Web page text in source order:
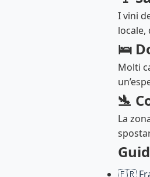
I vini
locale,
🛌
Molti
🛬
La
🇫🇷